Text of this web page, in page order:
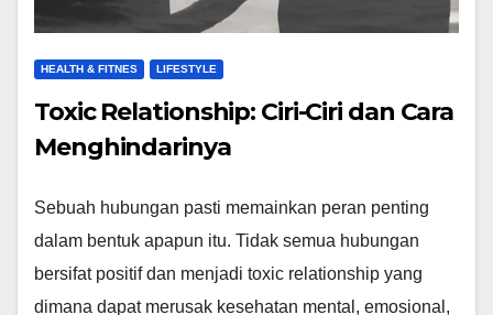
HEALTH & FITNES LIFESTYLE
Toxic Relationship: Ciri-Ciri dan Cara
Menghindarinya
Sebuah hubungan pasti memainkan peran penting
dalam bentuk apapun itu. Tidak semua hubungan
bersifat positif dan menjadi toxic relationship yang
dimana dapat merusak kesehatan mental, emosional,